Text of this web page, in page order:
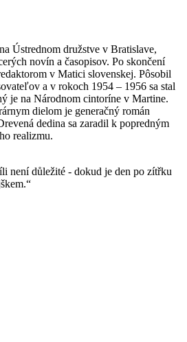
Ústrednom družstve v Bratislave,
novín a časopisov. Po skončení
v Matici slovenskej. Pôsobil
a v rokoch 1954 – 1956 sa stal
je na Národnom cintoríne v Martine.
dielom je generačný román
dedina sa zaradil k popredným
realizmu.
není důležité - dokud je den po zítřku